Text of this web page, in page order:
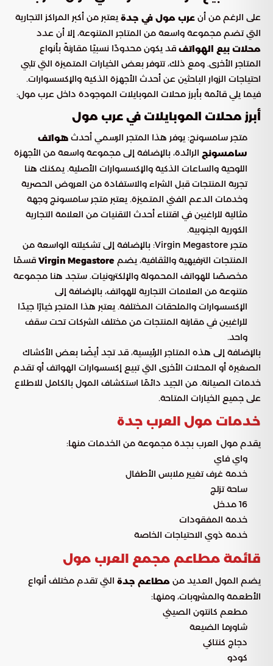
على الرغم من أن عرب مول في جدة يعتبر من أكبر المراكز التجارية
التي تضم مجموعة واسعة من المتاجر المتنوعة، إلا أن عدد
محلات بيع الهواتف قد يكون محدودًا نسبيًا مقارنةً بأنواع
المتاجر الأخرى. ومع ذلك، تتوفر بعض الخيارات المتميزة التي تلبي
احتياجات الزوار الباحثين عن أحدث الأجهزة الذكية والإكسسوارات.
فيما يلي قائمة بأبرز محلات الموبايلات الموجودة داخل عرب مول:
أبرز محلات الموبايلات في عرب مول
متجر سامسونج: يوفر هذا المتجر الرسمي أحدث هواتف
سامسونج الرائدة، بالإضافة إلى مجموعة واسعة من الأجهزة
اللوحية والساعات الذكية والإكسسوارات الأصلية. يمكنك هنا
تجربة المنتجات قبل الشراء والاستفادة من العروض الحصرية
وخدمات الدعم الفني المتميزة. يعتبر متجر سامسونج وجهة
مثالية للراغبين في اقتناء أحدث التقنيات من العلامة التجارية
الكورية الجنوبية.
متجر Virgin Megastore: بالإضافة إلى تشكيلته الواسعة من
المنتجات الترفيهية والثقافية، يضم Virgin Megastore قسمًا
مخصصًا للهواتف المحمولة والإلكترونيات. ستجد هنا مجموعة
متنوعة من العلامات التجارية للهواتف، بالإضافة إلى
الإكسسوارات والملحقات المختلفة. يعتبر هذا المتجر خيارًا جيدًا
للراغبين في مقارنة المنتجات من مختلف الشركات تحت سقف
واحد.
بالإضافة إلى هذه المتاجر الرئيسية، قد تجد أيضًا بعض الأكشاك
الصغيرة أو المحلات الأخرى التي تبيع إكسسوارات الهواتف أو تقدم
خدمات الصيانة. من الجيد دائمًا استكشاف المول بالكامل للاطلاع
على جميع الخيارات المتاحة.
خدمات مول العرب جدة
يقدم مول العرب بجدة مجموعة من الخدمات منها:
واي فاي
خدمة غرف تغيير ملابس الأطفال
ساحة تزلج
16 مدخل
خدمة المفقودات
خدمة ذوي الاحتياجات الخاصة
قائمة مطاعم مجمع العرب مول
يضم المول العديد من مطاعم جدة التي تقدم مختلف أنواع
الأطعمة والمشروبات، ومنها:
مطعم كانتون الصيني
شاورما الضيعة
دجاج كنتاكي
كودو